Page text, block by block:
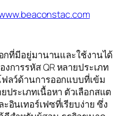
กที่มีอยู่มานานและใช้งานได้
การรหัส QR หลายประเภท
ฟลว์ด้านการออกแบบที่เข้ม
ประเภทเนื้อหา ตัวเลือกสแต
อินเทอร์เฟซที่เรียบง่าย ซึ่ง